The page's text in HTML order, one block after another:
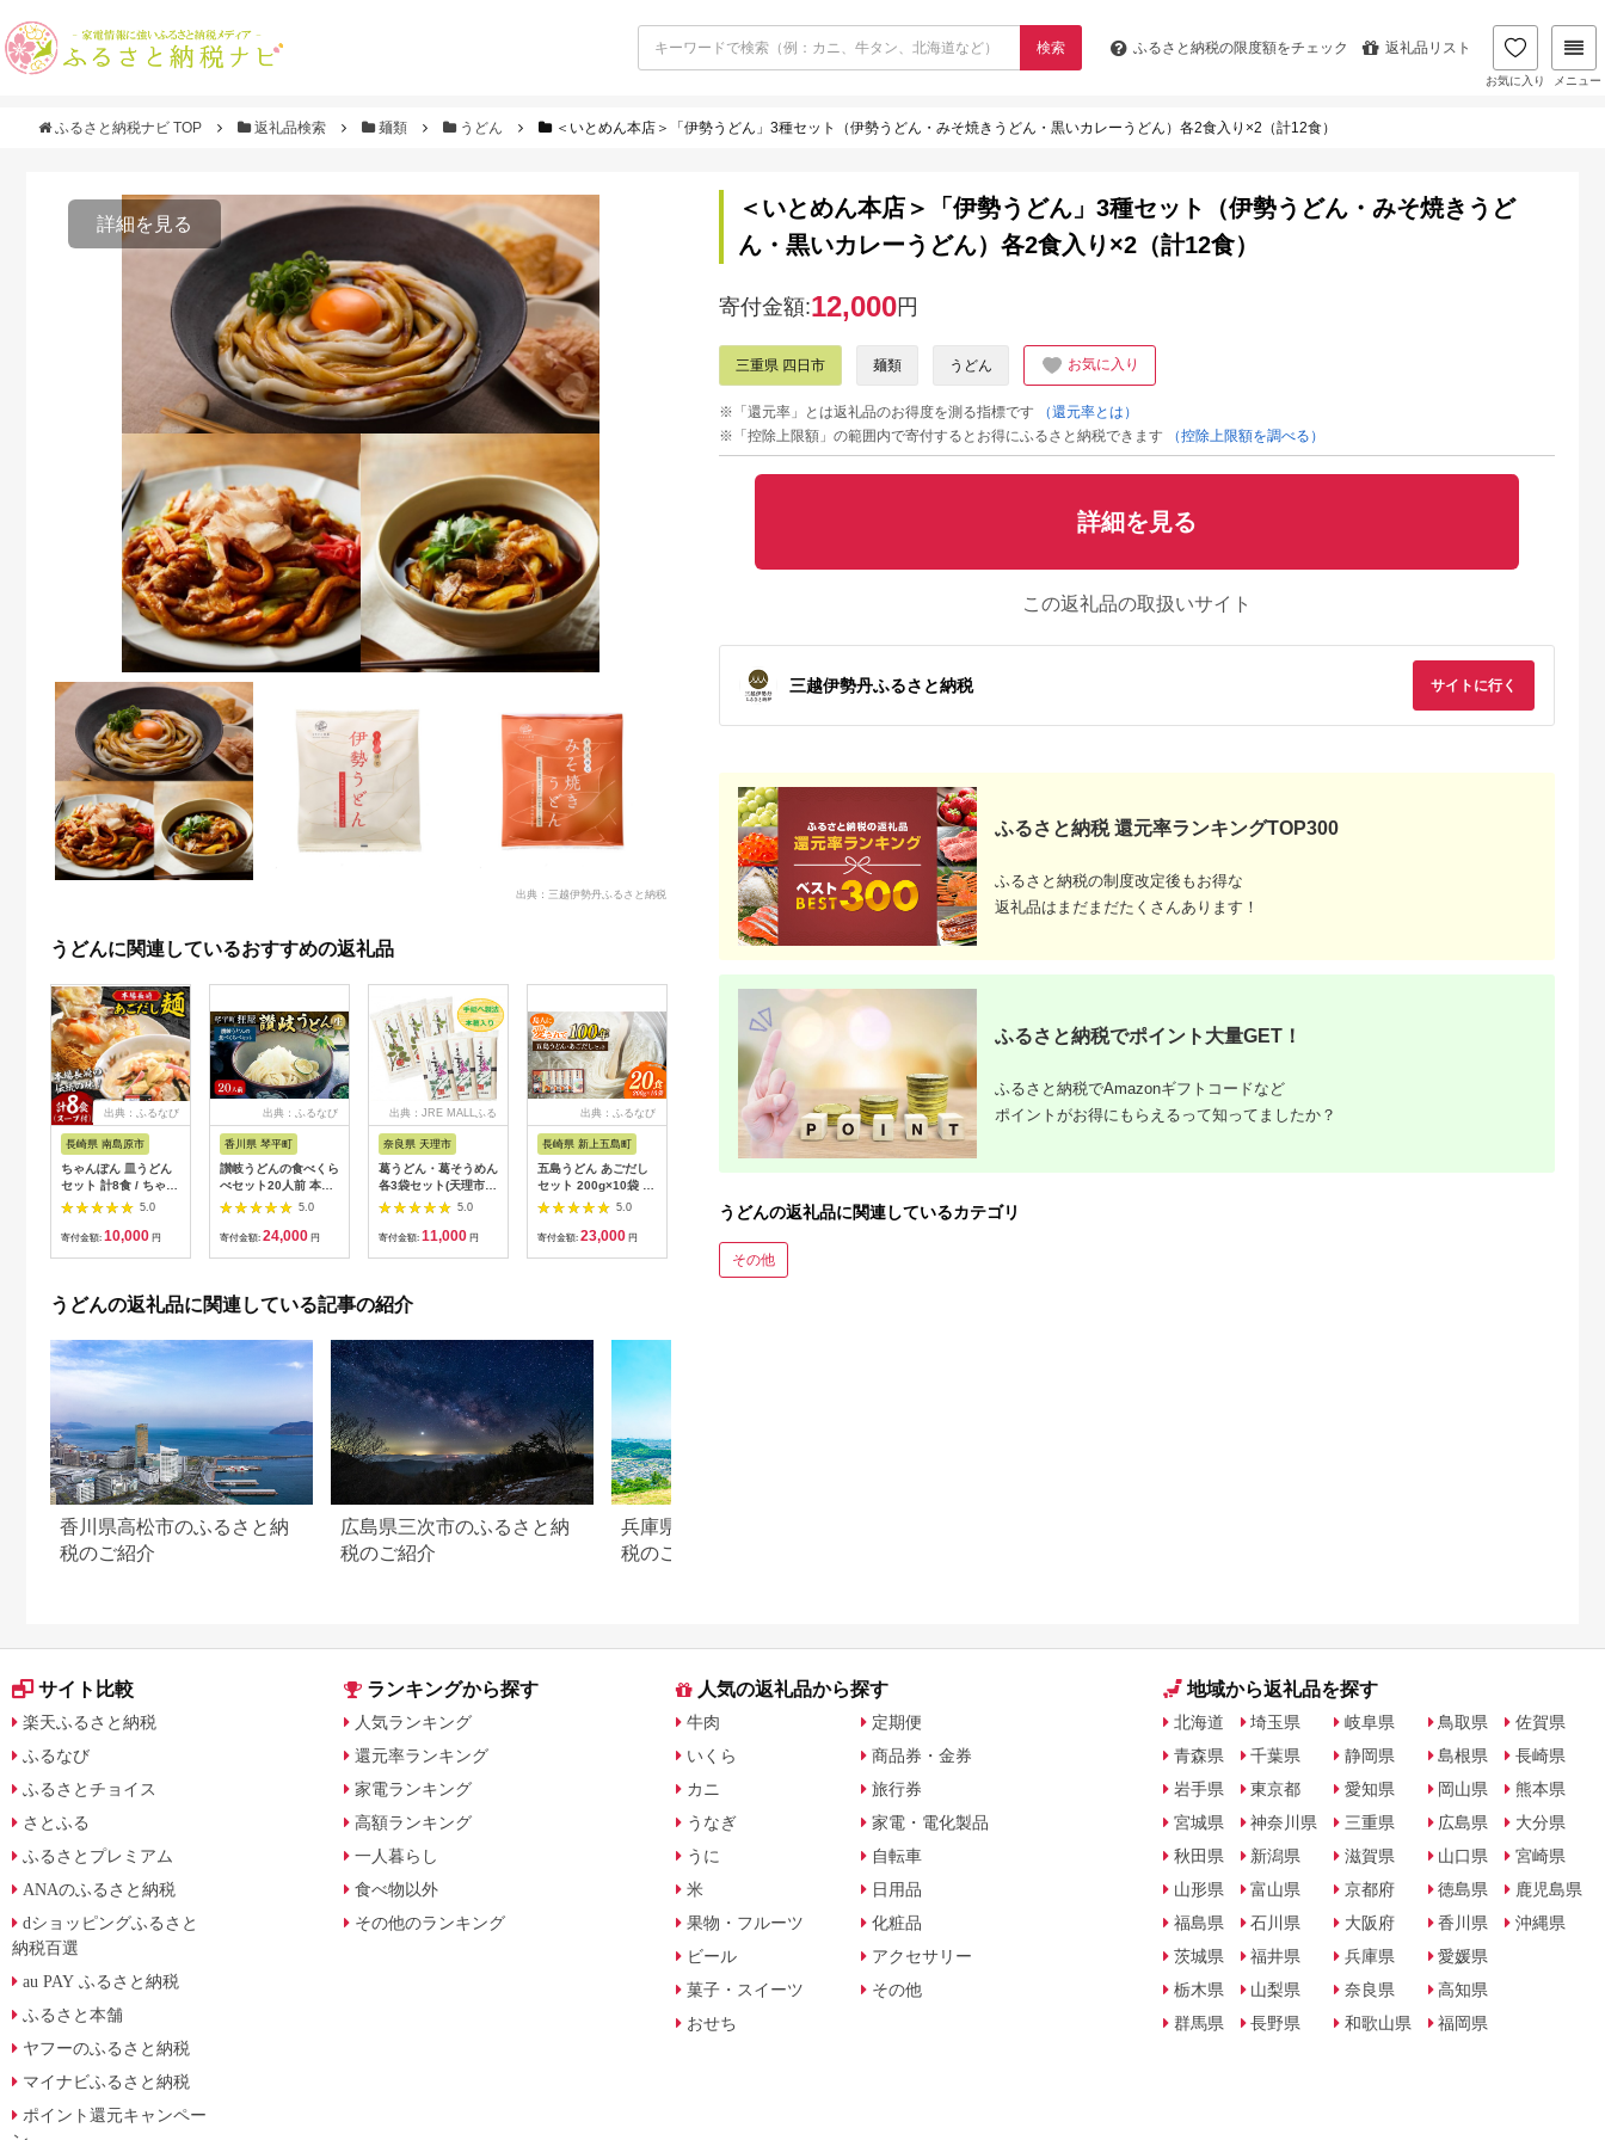
検索 ふるさと納税の限度額をチェック 返礼品リスト
お気に入り メニュー
ふるさと納税ナビ TOP 返礼品検索 麺類 うどん ＜いとめん本店＞「伊勢うどん」3種セット（伊勢うどん・みそ焼きうどん・黒いカレーうどん）各2食入り×2（計12食）
詳細を見る
出典：三越伊勢丹ふるさと納税
うどんに関連しているおすすめの返礼品
出典：ふるなび
長崎県 南島原市
ちゃんぽん 皿うどん
セット 計8食 / ちゃん
ぽん 皿うどん / 南島
原市 / 小林甚製麺
[SBG015]
5.0
寄付金額: 10,000 円
出典：ふるなび
香川県 琴平町
讃岐うどんの食べくら
べセット20人前 本場
さぬきうどん 生 うど
ん 麺 生麺 食べ比べ
ぶっかけ 釜揚げ つゆ
5.0
寄付金額: 24,000 円
出典：JRE MALLふる
奈良県 天理市
葛うどん・葛そうめん
各3袋セット(天理市・
東吉野村共通返礼品)
【1348460】
5.0
寄付金額: 11,000 円
出典：ふるなび
長崎県 新上五島町
五島うどん あごだし
セット 200g×10袋 乾
麺 麺 うどん 五島うど
ん あご あごだし だし
スープ 塩 椿 椿油
5.0
寄付金額: 23,000 円
出典：ふるなび
入り） AEH0001
5.0
出典：ふるさと本舗
大阪府 泉佐野市
菜 麺 簡単調理 一人暮
らし】 099H2509
5.0
出典：ふるなび
どん お試し2袋（6束
出典：ふるさとチョイ
うどんの返礼品に関連している記事の紹介
香川県高松市のふるさと納
税のご紹介
広島県三次市のふるさと納
税のご紹介
兵庫県 太子町のふるさと納
税のご紹介
＜いとめん本店＞「伊勢うどん」3種セット（伊勢うどん・みそ焼きうど
ん・黒いカレーうどん）各2食入り×2（計12食）
寄付金額:12,000円
三重県 四日市 麺類 うどん お気に入り
※「還元率」とは返礼品のお得度を測る指標です
（還元率とは）
※「控除上限額」の範囲内で寄付するとお得にふるさと納税できます
（控除上限額を調べる）
詳細を見る
この返礼品の取扱いサイト
三越伊勢丹ふるさと納税 サイトに行く
ふるさと納税 還元率ランキングTOP300
ふるさと納税の制度改定後もお得な
返礼品はまだまだたくさんあります！
ふるさと納税でポイント大量GET！
ふるさと納税でAmazonギフトコードなど
ポイントがお得にもらえるって知ってましたか？
うどんの返礼品に関連しているカテゴリ
その他
サイト比較
楽天ふるさと納税
ふるなび
ふるさとチョイス
さとふる
ふるさとプレミアム
ANAのふるさと納税
dショッピングふるさと
納税百選
au PAY ふるさと納税
ふるさと本舗
ヤフーのふるさと納税
マイナビふるさと納税
ポイント還元キャンペー
ランキングから探す
人気ランキング
還元率ランキング
家電ランキング
高額ランキング
一人暮らし
食べ物以外
その他のランキング
人気の返礼品から探す
牛肉
いくら
カニ
うなぎ
うに
米
果物・フルーツ
ビール
菓子・スイーツ
おせち
定期便
商品券・金券
旅行券
家電・電化製品
自転車
日用品
化粧品
アクセサリー
その他
地域から返礼品を探す
北海道
青森県
岩手県
宮城県
秋田県
山形県
福島県
茨城県
栃木県
群馬県
埼玉県
千葉県
東京都
神奈川県
新潟県
富山県
石川県
福井県
山梨県
長野県
岐阜県
静岡県
愛知県
三重県
滋賀県
京都府
大阪府
兵庫県
奈良県
和歌山県
鳥取県
島根県
岡山県
広島県
山口県
徳島県
香川県
愛媛県
高知県
福岡県
佐賀県
長崎県
熊本県
大分県
宮崎県
鹿児島県
沖縄県